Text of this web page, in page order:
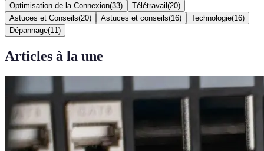
Optimisation de la Connexion(33) Télétravail (20)
Astuces et Conseils(20) Astuces et conseils(16) Technologie(16)
Dépannage(11 )
Articles à la une